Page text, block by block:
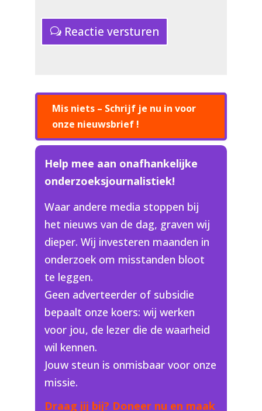
Reactie versturen
Mis niets – Schrijf je nu in voor
onze nieuwsbrief !
Help mee aan onafhankelijke
onderzoeksjournalistiek!
Waar andere media stoppen bij
het nieuws van de dag, graven wij
dieper. Wij investeren maanden in
onderzoek om misstanden bloot
te leggen.
Geen adverteerder of subsidie
bepaalt onze koers: wij werken
voor jou, de lezer die de waarheid
wil kennen.
Jouw steun is onmisbaar voor onze
missie.
Draag jij bij? Doneer nu en maak